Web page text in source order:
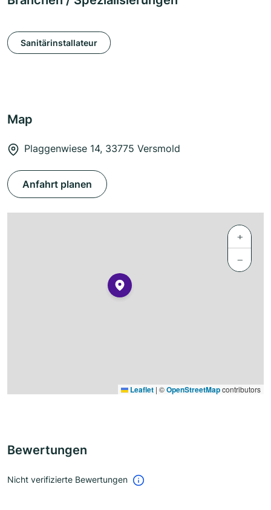
Sanitärinstallateur
Map
Plaggenwiese 14, 33775 Versmold
Anfahrt planen
+
−
Leaflet | ©OpenStreetMapcontributors
Bewertungen
Nicht verifizierte Bewertungen